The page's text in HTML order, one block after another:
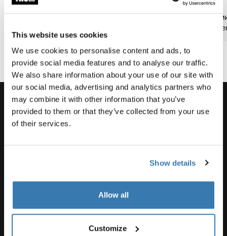
This website uses cookies
We use cookies to personalise content and ads, to
provide social media features and to analyse our traffic.
We also share information about your use of our site with
our social media, advertising and analytics partners who
may combine it with other information that you’ve
provided to them or that they’ve collected from your use
of their services.
Show details
Allow all
Customize
на крыше
2